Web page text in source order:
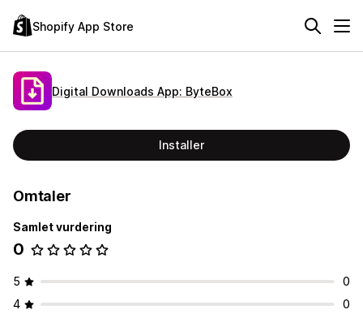
Shopify App Store
Digital Downloads App: ByteBox
Installer
Omtaler
Samlet vurdering
0
5
0
4
0